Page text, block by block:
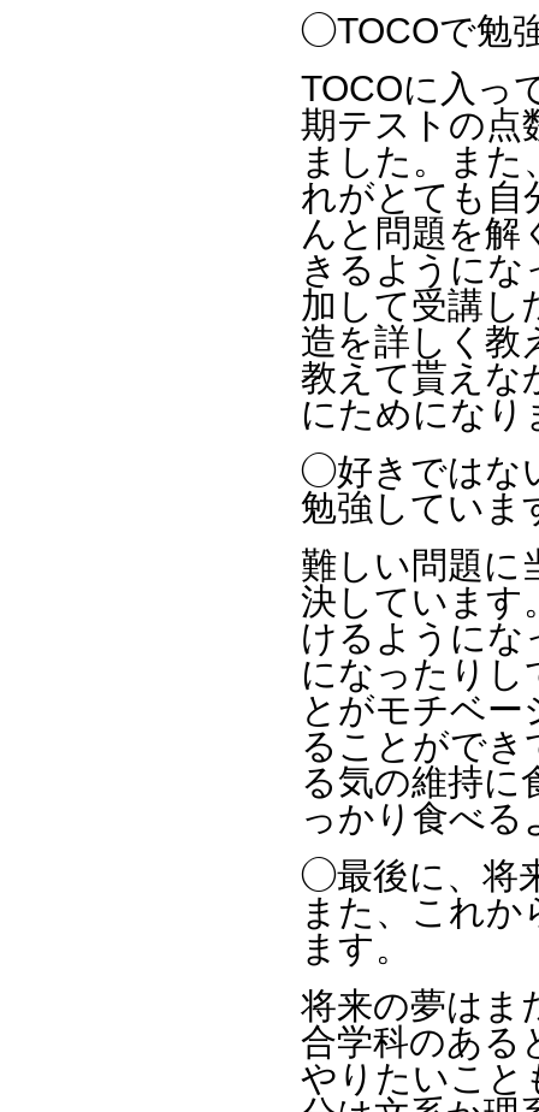
◯TOCOで勉
TOCOに入っ
期テストの点
ました。ま
れがとても自
んと問題を解
きるようにな
加して受講し
造を詳しく教
教えて貰えな
にためになり
◯好きではな
勉強していま
難しい問題に
決しています
けるようにな
になったりし
とがモチベ
ることができ
る気の維持に
っかり食べる
◯最後に、将
また、これか
ます。
将来の夢はま
合学科のある
やりたいこと